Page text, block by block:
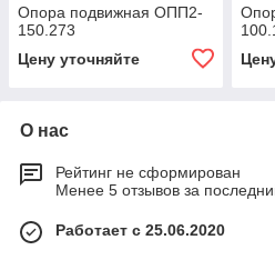
Опора подвижная ОПП2-
150.273
Цену уточняйте
О нас
Рейтинг не сформирован
Менее 5 отзывов за
Работает с 25.06.2020